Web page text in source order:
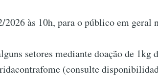
2026 às 10h, para o público em geral
setores mediante doação de 1kg
(consulte